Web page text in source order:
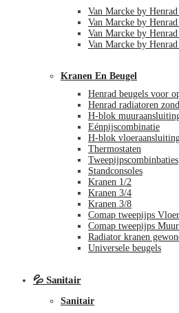
Van Marcke by
Van Marcke by
Van Marcke by
Van Marcke by
Kranen En Beugel
Henrad beugels voor
Henrad radiatoren
H-blok
Eénpijscombinatie
H-blok
Thermostaten
Tweepijpscombinbaties
Standconsoles
Kranen 1/2
Kranen 3/4
Kranen 3/8
Comap tweepijps
Comap tweepijps
Radiator kranen
Universele beugels
💦 Sanitair
Sanitair